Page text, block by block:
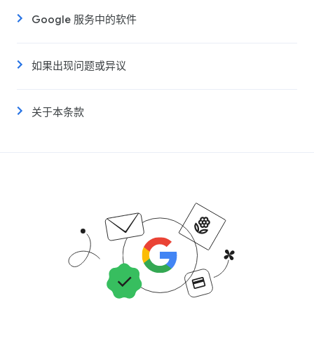
Google 服务中的软件
如果出现问题或异议
关于本条款